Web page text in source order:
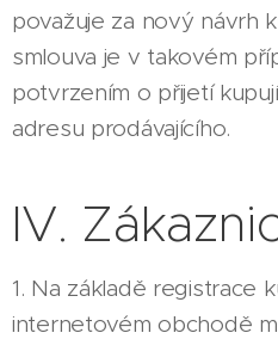
považuje za nový návrh
smlouva je v takovém
potvrzením o přijetí
adresu prodávajícího.
IV.
1. Na základě registrace
internetovém obchodě